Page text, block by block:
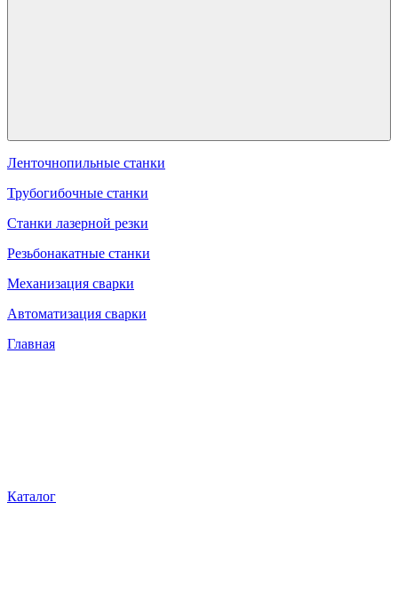
Ленточнопильные станки
Трубогибочные станки
Станки лазерной резки
Резьбонакатные станки
Механизация сварки
Автоматизация сварки
Главная
Каталог